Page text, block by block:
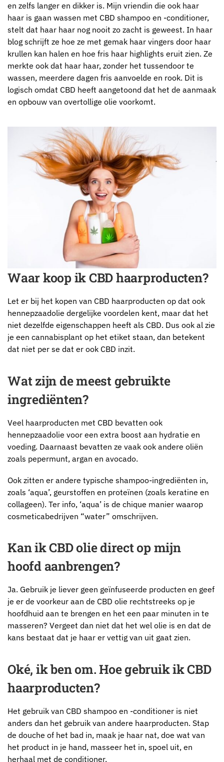
en zelfs langer en dikker is. Mijn vriendin die ook haar
haar is gaan wassen met CBD shampoo en -conditioner,
stelt dat haar haar nog nooit zo zacht is geweest. In haar
blog schrijft ze hoe ze met gemak haar vingers door haar
krullen kan halen en hoe fris haar highlights eruit zien. Ze
merkte ook dat haar haar, zonder het tussendoor te
wassen, meerdere dagen fris aanvoelde en rook. Dit is
logisch omdat CBD heeft aangetoond dat het de aanmaak
en opbouw van overtollige olie voorkomt.
Waar koop ik CBD haarproducten?
Let er bij het kopen van CBD haarproducten op dat ook
hennepzaadolie dergelijke voordelen kent, maar dat het
niet dezelfde eigenschappen heeft als CBD. Dus ook al zie
je een cannabisplant op het etiket staan, dan betekent
dat niet per se dat er ook CBD inzit.
Wat zijn de meest gebruikte
ingrediënten?
Veel haarproducten met CBD bevatten ook
hennepzaadolie voor een extra boost aan hydratie en
voeding. Daarnaast bevatten ze vaak ook andere oliën
zoals pepermunt, argan en avocado.
Ook zitten er andere typische shampoo-ingrediënten in,
zoals ‘aqua’, geurstoffen en proteïnen (zoals keratine en
collageen). Ter info, ‘aqua’ is de chique manier waarop
cosmeticabedrijven “water” omschrijven.
Kan ik CBD olie direct op mijn
hoofd aanbrengen?
Ja. Gebruik je liever geen geïnfuseerde producten en geef
je er de voorkeur aan de CBD olie rechtstreeks op je
hoofdhuid aan te brengen en het een paar minuten in te
masseren? Vergeet dan niet dat het wel olie is en dat de
kans bestaat dat je haar er vettig van uit gaat zien.
Oké, ik ben om. Hoe gebruik ik CBD
haarproducten?
Het gebruik van CBD shampoo en -conditioner is niet
anders dan het gebruik van andere haarproducten. Stap
de douche of het bad in, maak je haar nat, doe wat van
het product in je hand, masseer het in, spoel uit, en
herhaal met de conditioner.